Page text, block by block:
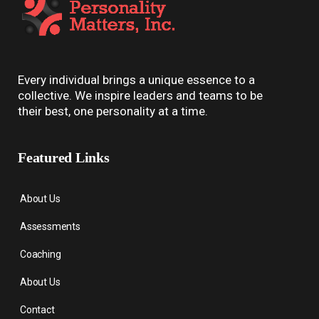
Every individual brings a unique essence to a
collective. We inspire leaders and teams to be
their best, one personality at a time.
Featured Links
About Us
Assessments
Coaching
About Us
Contact